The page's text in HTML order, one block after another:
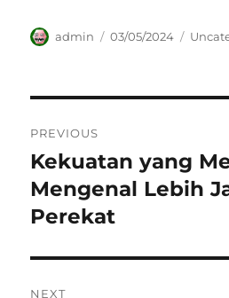
Author
admin
Posted
03/05/2024
pos
PREVIOUS
Previous
post:
Kekuatan yang
Mengenal Lebih
Perekat
NEXT